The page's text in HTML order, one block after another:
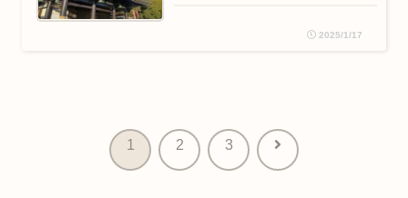
2025/1/17
1 2 3
次
へ